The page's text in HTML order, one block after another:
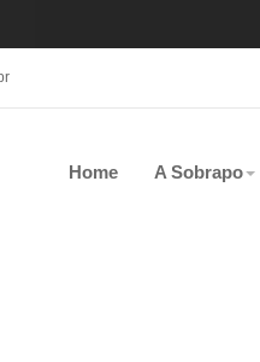
Home A Sobrapo